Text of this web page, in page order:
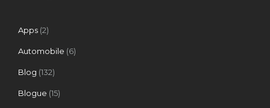
Apps (2)
Automobile (6)
Blog (132)
Blogue (15)